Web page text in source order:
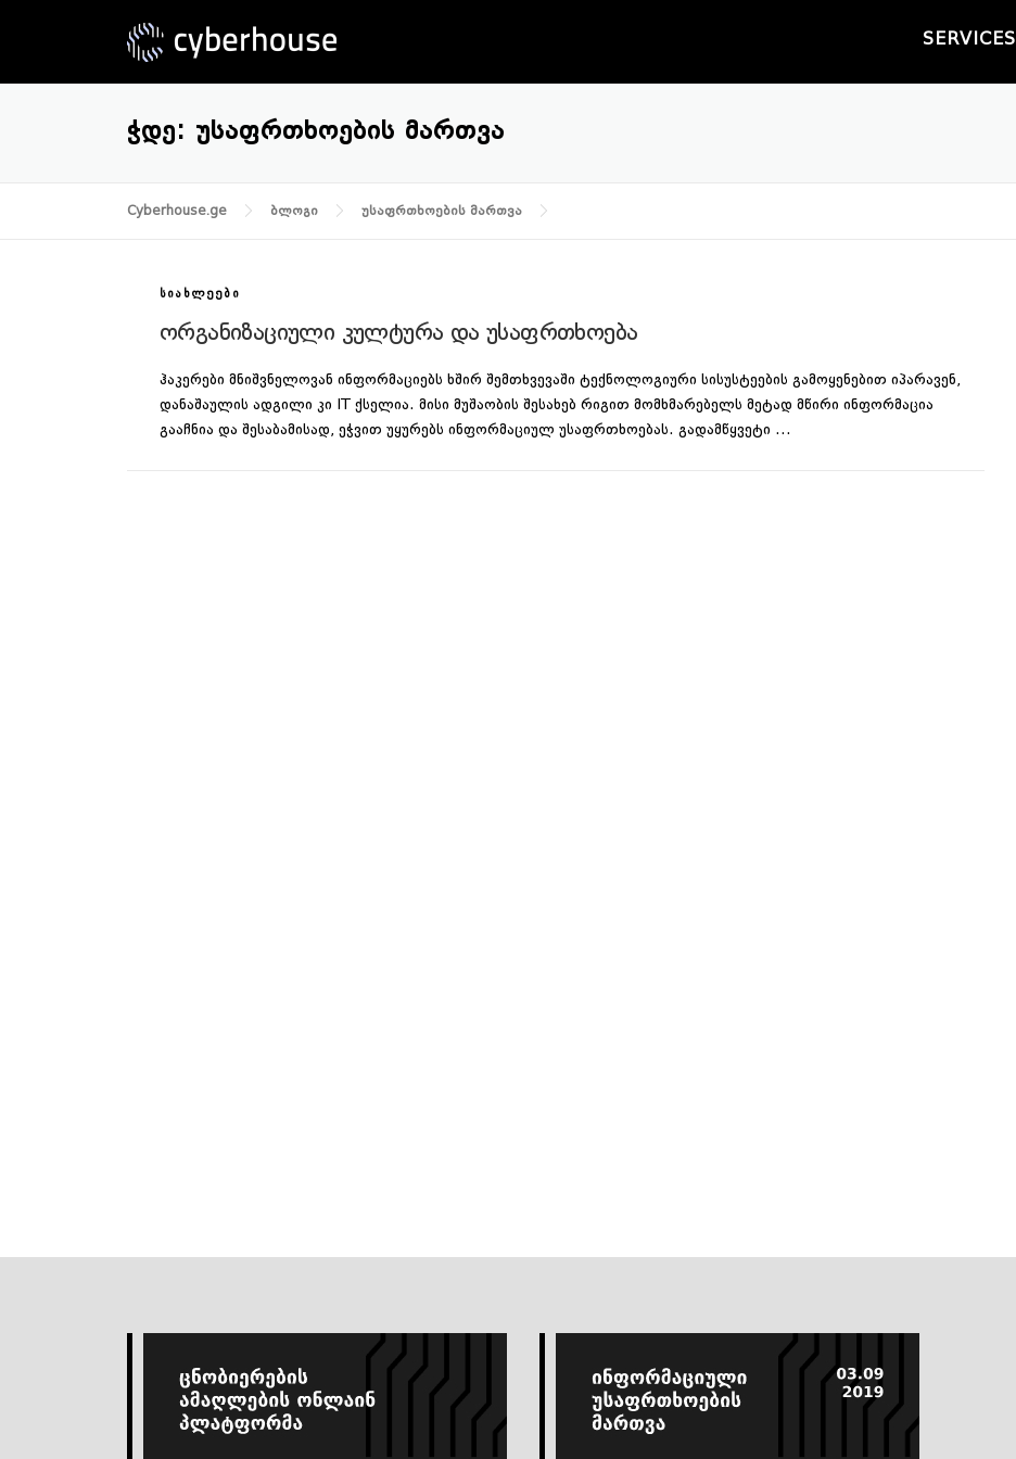
SERVICES
ᲭᲓᲔ: ᲣᲡᲐᲤᲠᲗᲮᲝᲔᲑᲘᲡ ᲛᲐᲠᲗᲕᲐ
Cyberhouse.ge ბლოგი უსაფრთხოების მართვა
ᲡᲘᲐᲮᲚᲔᲔᲑᲘ
ორგანიზაციული კულტურა და უსაფრთხოება
ჰაკერები მნიშვნელოვან ინფორმაციებს ხშირ შემთხვევაში ტექნოლოგიური სისუსტეების გამოყენებით იპარავენ,
დანაშაულის ადგილი კი IT ქსელია. მისი მუშაობის შესახებ რიგით მომხმარებელს მეტად მწირი ინფორმაცია
გააჩნია და შესაბამისად, ეჭვით უყურებს ინფორმაციულ უსაფრთხოებას. გადამწყვეტი …